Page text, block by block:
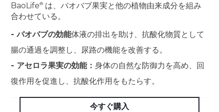
BaoLife
は、バオバブ果実と他の植物由来成分を組み
合わせている。
- バオバブの効能体液の排出を助け、抗酸化物質として
腸の通過を調整し、尿路の機能を改善する。
- アセロラ果実の効能：身体の自然な防御力を高め、回
復作用を促進し、抗酸化作用をもたらす。
今すぐ購入